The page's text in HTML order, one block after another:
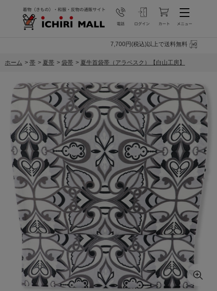
7,700円(税込)以上で送料無料
ホーム > 帯 > 夏帯 > 袋帯 > 夏牛首袋帯（アラベスク）【白山工房】